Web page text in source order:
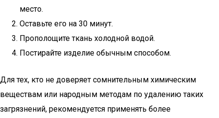
место.
Оставьте его на 30 минут.
Прополощите ткань холодной водой.
Постирайте изделие обычным способом.
Для тех, кто не доверяет сомнительным химическим
веществам или народным методам по удалению таких
загрязнений, рекомендуется применять более